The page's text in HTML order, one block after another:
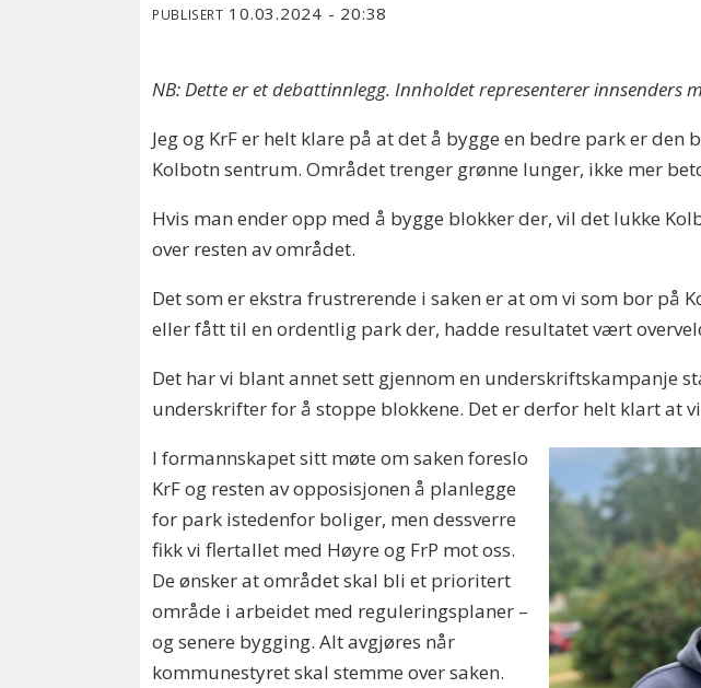
PUBLISERT 10.03.2024 - 20:38
NB: Dette er et debattinnlegg. Innholdet representerer innsenders
Jeg og KrF er helt klare på at det å bygge en bedre park er
Kolbotn sentrum. Området trenger grønne lunger, ikke mer
Hvis man ender opp med å bygge blokker der, vil det lukke
over resten av området.
Det som er ekstra frustrerende i saken er at om vi som bor
eller fått til en ordentlig park der, hadde resultatet vært
Det har vi blant annet sett gjennom en underskriftskampanje
underskrifter for å stoppe blokkene. Det er derfor helt klart at
I formannskapet sitt møte om saken foreslo
KrF og resten av opposisjonen å planlegge
for park istedenfor boliger, men dessverre
fikk vi flertallet med Høyre og FrP mot oss.
De ønsker at området skal bli et prioritert
område i arbeidet med reguleringsplaner –
og senere bygging. Alt avgjøres når
kommunestyret skal stemme over saken.